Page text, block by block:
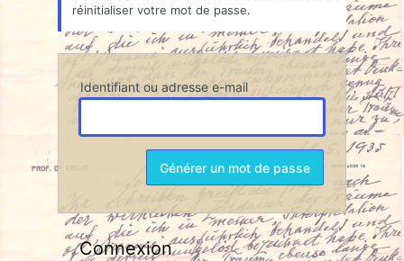
réinitialiser votre mot de passe.
Identifiant ou adresse e-mail
Connexion